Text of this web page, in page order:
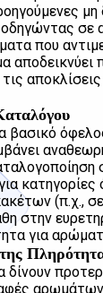
σε
που
(π.χ.,
στην
για
της